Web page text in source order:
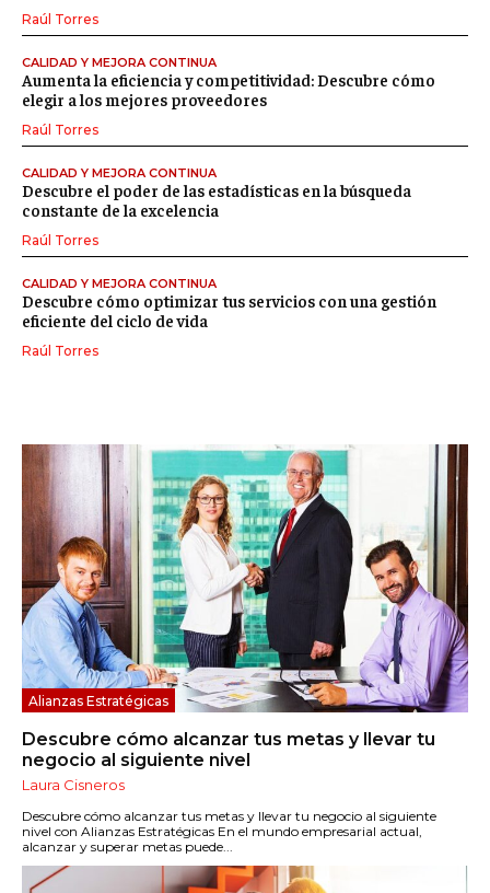
Alianzas Estratégicas
Descubre cómo alcanzar tus metas y llevar tu
negocio al siguiente nivel
Laura Cisneros
Descubre cómo alcanzar tus metas y llevar tu negocio al siguiente
nivel con Alianzas Estratégicas En el mundo empresarial actual,
alcanzar y superar metas puede...
Raúl Torres
CALIDAD Y MEJORA CONTINUA
Aumenta la eficiencia y competitividad: Descubre cómo
elegir a los mejores proveedores
Raúl Torres
CALIDAD Y MEJORA CONTINUA
Descubre el poder de las estadísticas en la búsqueda
constante de la excelencia
Raúl Torres
CALIDAD Y MEJORA CONTINUA
Descubre cómo optimizar tus servicios con una gestión
eficiente del ciclo de vida
Raúl Torres